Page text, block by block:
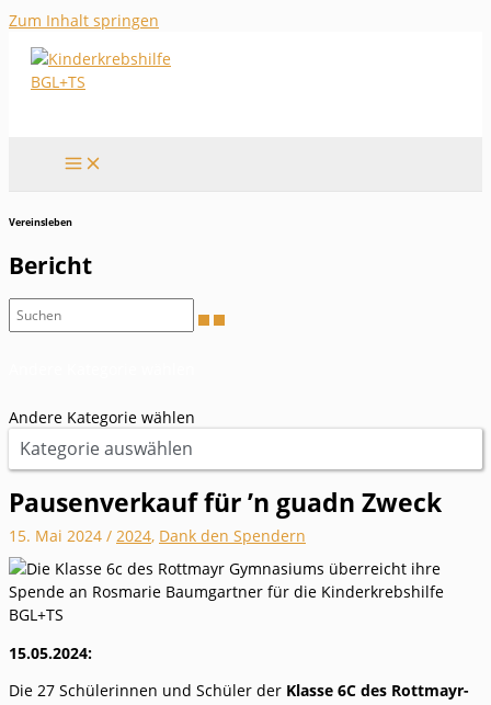
Zum Inhalt springen
Vereinsleben
Bericht
Andere Kategorie wählen
Pausenverkauf für ’n guadn Zweck
15. Mai 2024 / 2024, Dank den Spendern
15.05.2024:
Die 27 Schülerinnen und Schüler der Klasse 6C des Rottmayr-